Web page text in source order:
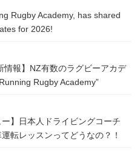
Rugby Academy, has shared
for 2026!
情報】NZ有数のラグビーアカデ
Rugby Academy”
ー】日本人ドライビングコーチ
転レッスンってどうなの？！